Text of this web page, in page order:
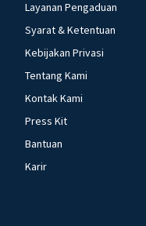
Layanan Pengaduan
Syarat & Ketentuan
Kebijakan Privasi
Tentang Kami
Kontak Kami
Press Kit
Bantuan
Karir